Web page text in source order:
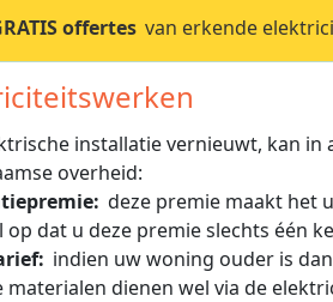
offertes van erkende
installatie vernieuwt, kan
overheid:
deze premie maakt het
op dat u deze premie slechts één
indien uw woning ouder is
materialen dienen wel via de